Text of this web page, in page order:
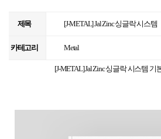
제목 [J-METAL] Jal Zinc 싱글락 시스템
카테고리 Metal
[J-METAL] Jal Zinc 싱글락 시스템 기